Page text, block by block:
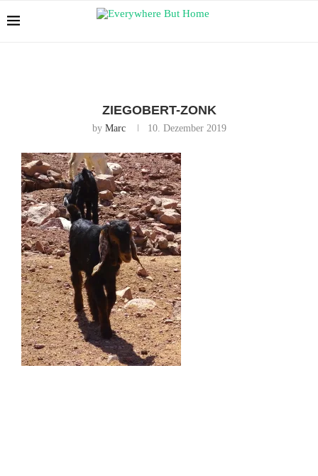
ZIEGOBERT-ZONK
by Marc 10. Dezember 2019